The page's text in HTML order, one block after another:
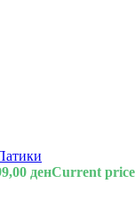
денCurrent price